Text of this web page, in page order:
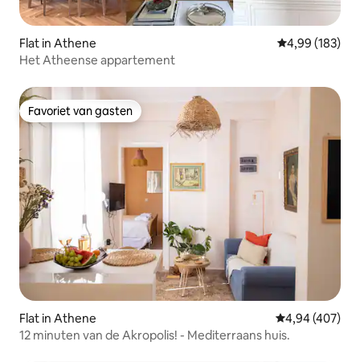
Flat in Athene Gemiddelde
4,99 (183)
Het Atheense appartement
Favoriet van gasten
Favoriet van gasten
Flat in Athene Gemiddelde
4,94 (407)
12 minuten van de Akropolis! - Mediterraans huis.